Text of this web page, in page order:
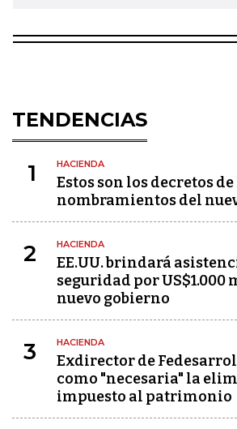
TENDENCIAS
1 HACIENDA
Estos son los decretos
nombramientos del
2 HACIENDA
EE.UU. brindará
seguridad por US$1.000
nuevo gobierno
3 HACIENDA
Exdirector de
como "necesaria" la
impuesto al patrimonio